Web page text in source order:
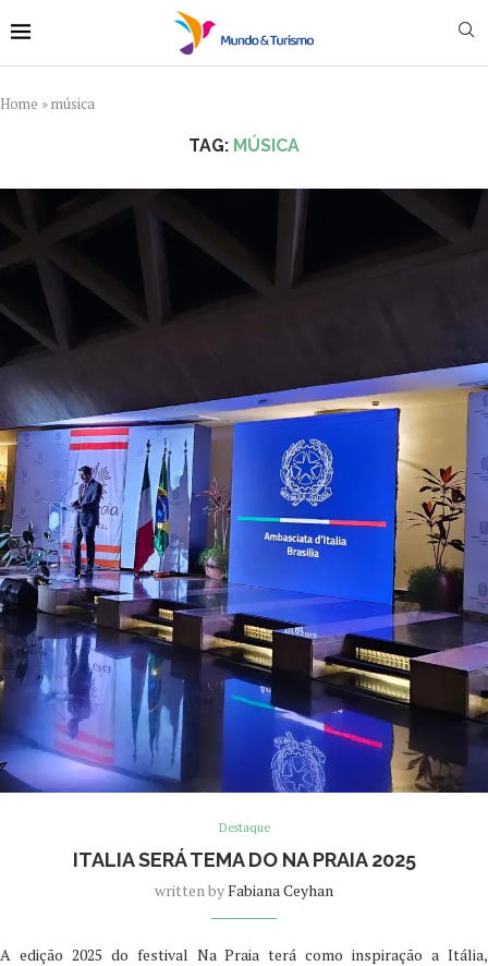
Home »música
TAG: MÚSICA
Destaque
ITALIA SERÁ TEMA DO NA PRAIA 2025
written byFabiana Ceyhan
A edição 2025 do festival Na Praia terá como inspiração a Itália,